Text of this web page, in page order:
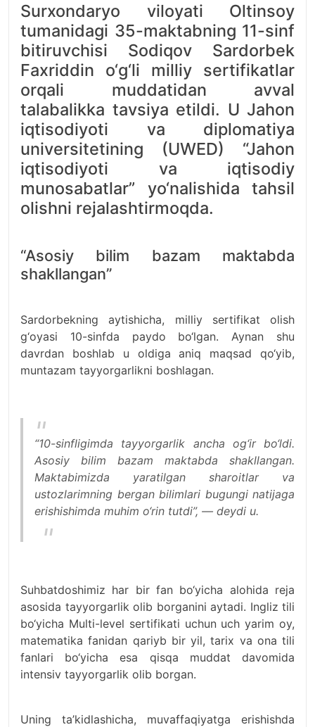
Surxondaryo viloyati Oltinsoy
tumanidagi 35-maktabning 11-sinf
bitiruvchisi Sodiqov Sardorbek
Faxriddin o‘g‘li milliy sertifikatlar
orqali muddatidan avval
talabalikka tavsiya etildi. U Jahon
iqtisodiyoti va diplomatiya
universitetining (UWED) “Jahon
iqtisodiyoti va iqtisodiy
munosabatlar” yo‘nalishida tahsil
olishni rejalashtirmoqda.
“Asosiy bilim bazam maktabda
shakllangan”
Sardorbekning aytishicha, milliy sertifikat olish
g‘oyasi 10-sinfda paydo bo‘lgan. Aynan shu
davrdan boshlab u oldiga aniq maqsad qo‘yib,
muntazam tayyorgarlikni boshlagan.
“10-sinfligimda tayyorgarlik ancha og‘ir bo‘ldi.
Asosiy bilim bazam maktabda shakllangan.
Maktabimizda yaratilgan sharoitlar va
ustozlarimning bergan bilimlari bugungi natijaga
erishishimda muhim o‘rin tutdi”, — deydi u.
Suhbatdoshimiz har bir fan bo‘yicha alohida reja
asosida tayyorgarlik olib borganini aytadi. Ingliz tili
bo‘yicha Multi-level sertifikati uchun uch yarim oy,
matematika fanidan qariyb bir yil, tarix va ona tili
fanlari bo‘yicha esa qisqa muddat davomida
intensiv tayyorgarlik olib borgan.
Uning ta’kidlashicha, muvaffaqiyatga erishishda